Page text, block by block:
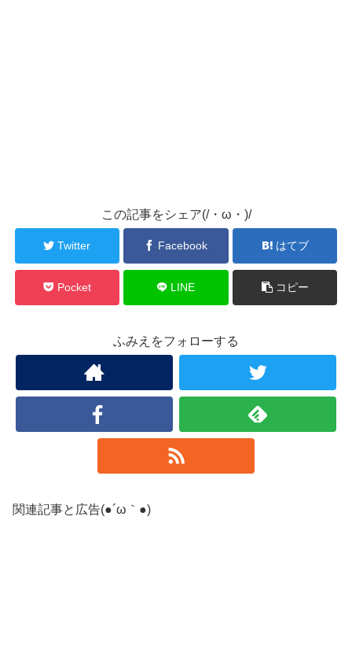
この記事をシェア(/・ω・)/
Twitter Facebook はてブ
Pocket LINE コピー
ふみえをフォローする
関連記事と広告(●´ω｀●)